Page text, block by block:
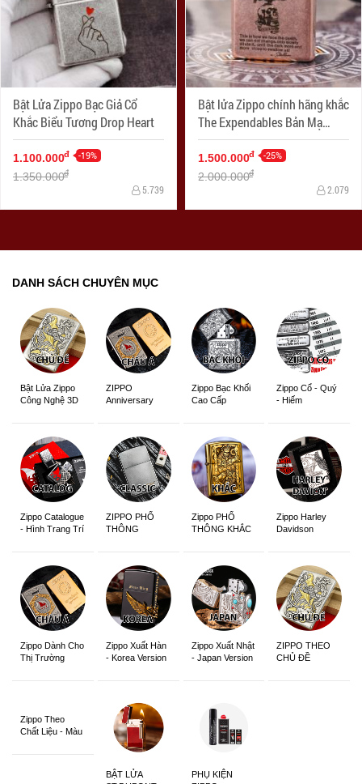
Bật Lửa Zippo Bạc Giả Cổ
Khắc Biểu Tương Drop Heart
1.100.000đ -19%
1.350.000đ
5.739
Bật lửa Zippo chính hãng khắc
The Expendables Bản Mạ
Antique Copper
1.500.000đ -25%
2.000.000đ
2.079
DANH SÁCH CHUYÊN MỤC
Bật Lửa Zippo
Công Nghệ 3D
ZIPPO
Anniversary
Zippo Bạc Khối
Cao Cấp
Zippo Cổ - Quý
- Hiếm
Zippo Catalogue
- Hình Trang Trí
ZIPPO PHỔ
THÔNG
Zippo PHỔ
THÔNG KHẮC
Zippo Harley
Davidson
Zippo Dành Cho
Thị Trường
Zippo Xuất Hàn
- Korea Version
Zippo Xuất Nhật
- Japan Version
ZIPPO THEO
CHỦ ĐỀ
Zippo Theo
Chất Liệu - Màu
BẬT LỬA
PHỤ KIỆN